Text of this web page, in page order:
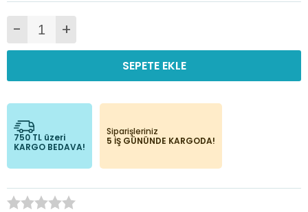
- +
SEPETE EKLE
750 TL üzeri
KARGO BEDAVA!
Siparişleriniz
5 İŞ GÜNÜNDE KARGODA!